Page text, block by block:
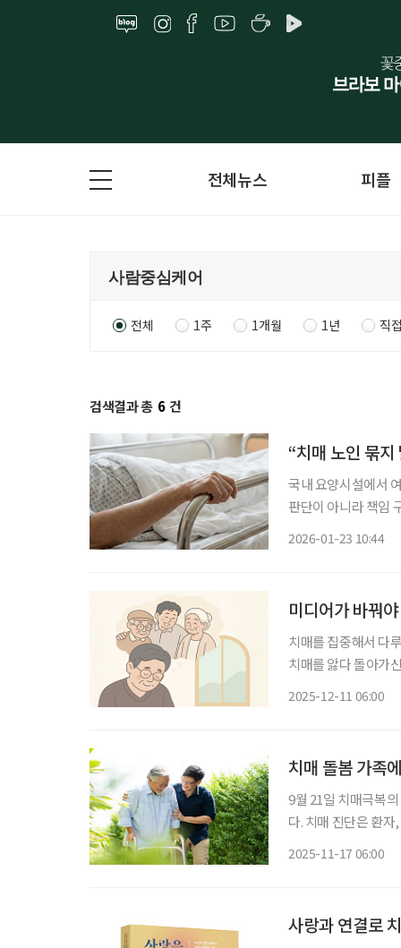
전체뉴스 피플
전체 1주 1개월 1년 직
검색결과 총 6 건
“치매 노인 묶지
국내 요양시설에서
판단이 아니라 책임
2026-01-23 10:44
미디어가 바꿔
치매를 집중해서 다루는 언론
치매를 앓다 돌아가
2025-12-11 06:00
치매 돌봄 가족
9월 21일 치매극복
다. 치매 진단은 환자, 당사자만의 문제가 아니다. 가장 가까운 가족에게도 삶의 질과 일상을
2025-11-17 06:00
사랑과 연결로